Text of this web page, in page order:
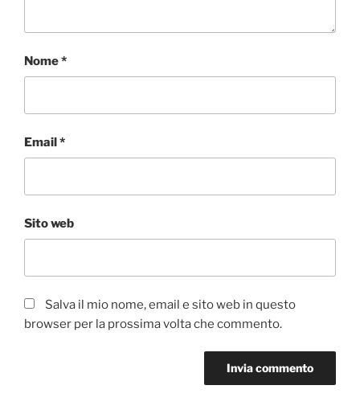
Nome*
Email*
Sito web
Salva il mio nome, email e sito web in questo
browser per la prossima volta che commento.